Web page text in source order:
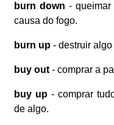
burn down - queimar
causa do fogo.
burn up- destruir
buy out- comprar a
buy up - comprar
de algo.